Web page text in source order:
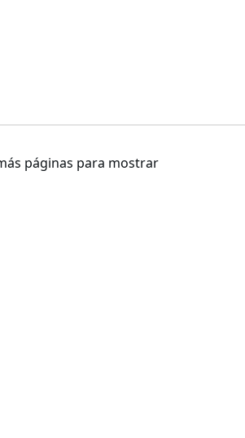
páginas para mostrar